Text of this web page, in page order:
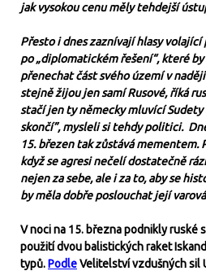
jak vysokou cenu měly tehdejší
Přesto i dnes zaznívají hlasy volající
po „diplomatickém řešení“, které
přenechat část svého území v
stejně žijou jen samí Rusové, říká
stačí jen ty německy mluvící Sudety
skončí”, mysleli si tehdy politici.
15. březen tak zůstává mementem.
když se agresi nečelí dostatečně
nejen za sebe, ale i za to, aby se
by měla dobře poslouchat její
V noci na 15. března podnikly ruské
použití dvou balistických raket
typů.PodleVelitelství vzdušných sil